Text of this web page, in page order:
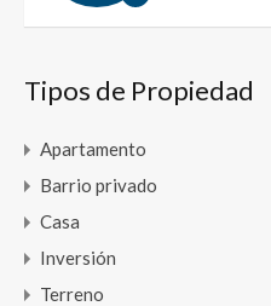
Tipos de Propiedad
Apartamento
Barrio privado
Casa
Inversión
Terreno